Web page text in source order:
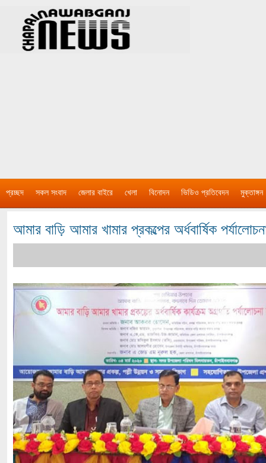
প্রচ্ছদ সকল সংবাদ জেলার বাইরে খেলা বিনোদন ভিডিও প্রতিবেদন মুক্তাঙ্গন
আমার বাড়ি আমার খামার প্রকল্পের অর্ধবার্ষিক